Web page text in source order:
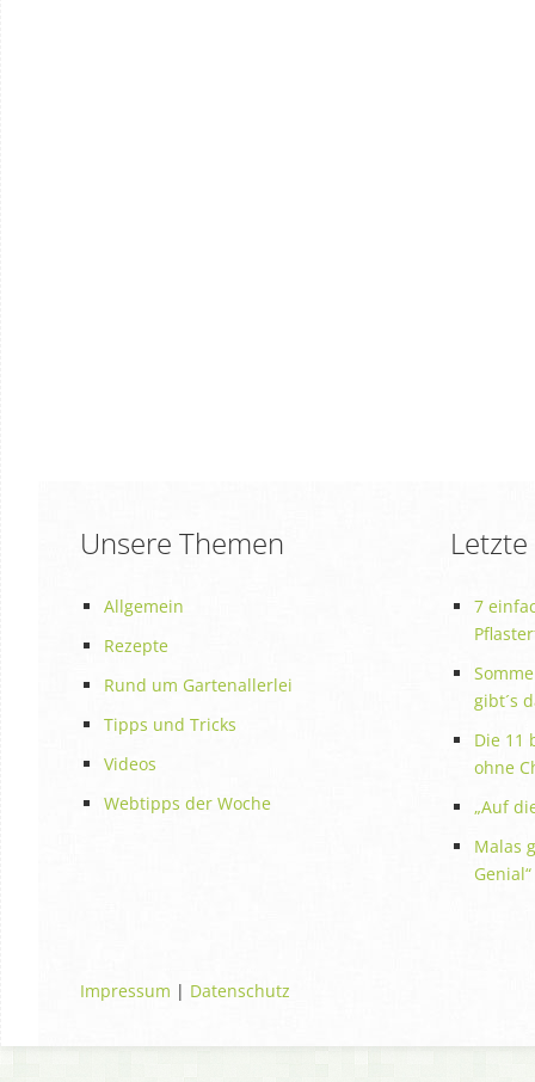
Unsere Themen
Allgemein
Rezepte
Rund um Gartenallerlei
Tipps und Tricks
Videos
Webtipps der Woche
7
gibt´s
Die 11
ohne
„Auf
Malas
Genial“
Impressum | Datenschutz